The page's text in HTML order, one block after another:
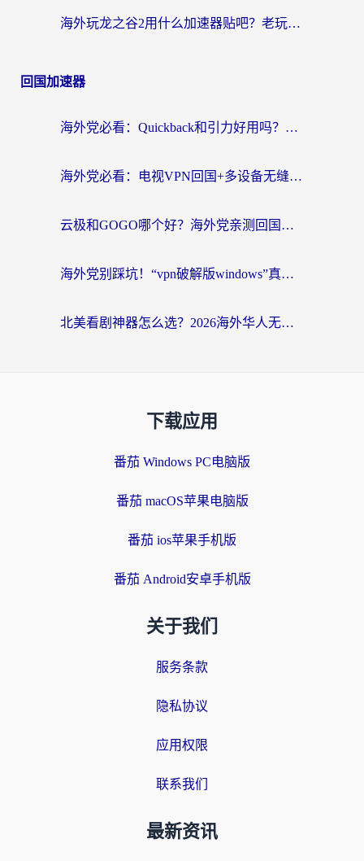
海外玩龙之谷2用什么加速器贴吧？老玩家实测推荐，附新加坡猎魂觉醒国外剑与远征加速攻略
回国加速器
海外党必看：Quickback和引力好用吗？3分钟搞懂回国加速器怎么选
海外党必看：电视VPN回国+多设备无缝访问国内资源的实用指南
云极和GOGO哪个好？海外党亲测回国加速器选择指南（附iOS免费&Windows VPN实用技巧）
海外党别踩坑！“vpn破解版windows”真的能用？教你选对回国加速器无缝刷国内资源
北美看剧神器怎么选？2026海外华人无缝访问国内资源全攻略
下载应用
番茄 Windows PC电脑版
番茄 macOS苹果电脑版
番茄 ios苹果手机版
番茄 Android安卓手机版
关于我们
服务条款
隐私协议
应用权限
联系我们
最新资讯